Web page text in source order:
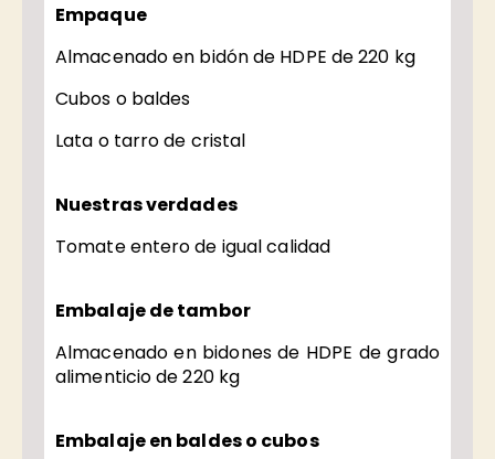
Empaque
Almacenado en bidón de HDPE de 220 kg
Cubos o baldes
Lata o tarro de cristal
Nuestras verdades
Tomate entero de igual calidad
Embalaje de tambor
Almacenado en bidones de HDPE de grado
alimenticio de 220 kg
Embalaje en baldes o cubos